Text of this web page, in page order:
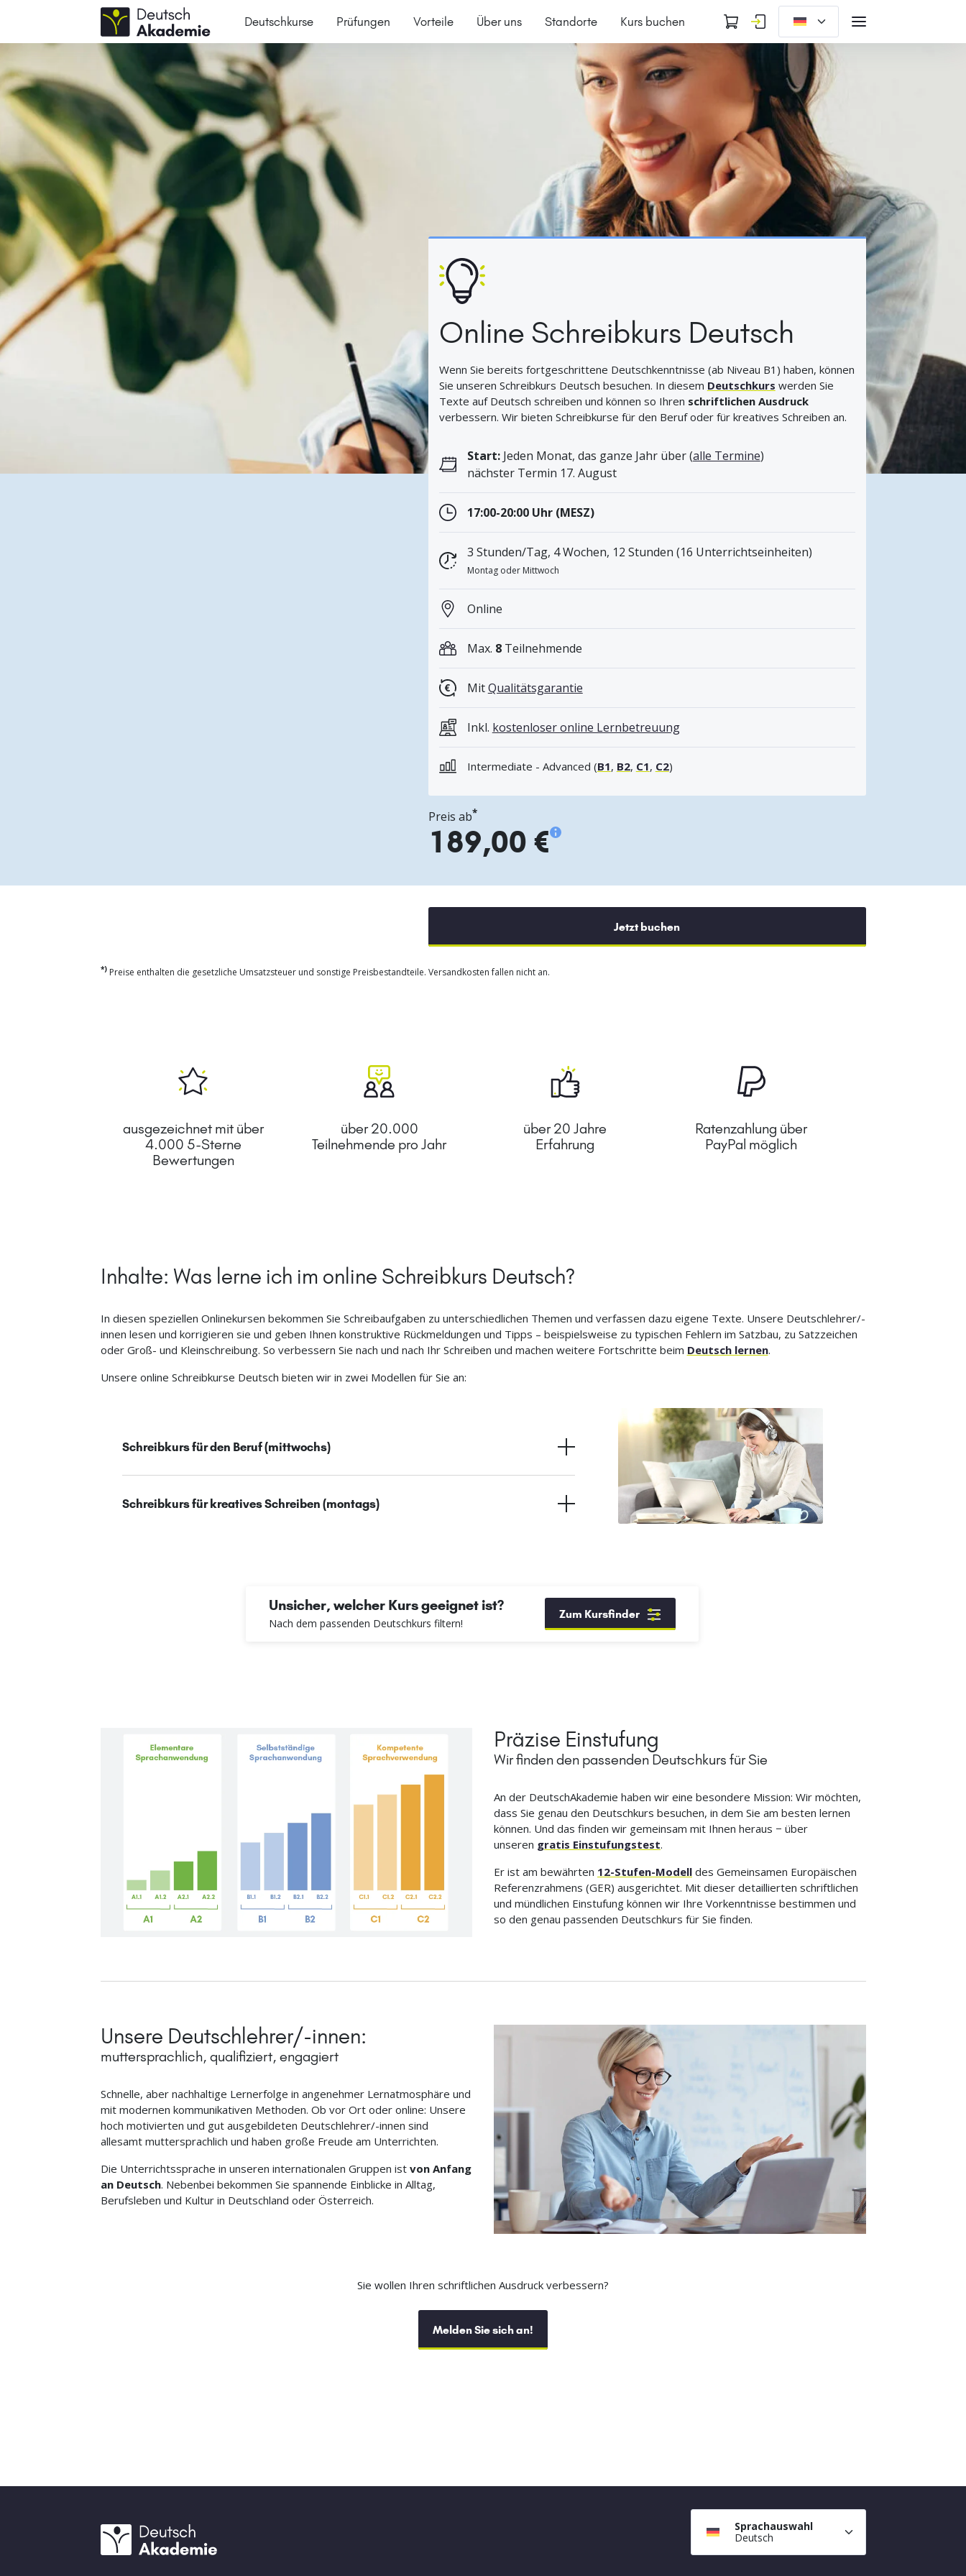
Deutschkurse Prüfungen Vorteile Über uns Standorte Kurs buchen
Online Schreibkurs Deutsch
Wenn Sie bereits fortgeschrittene Deutschkenntnisse (ab Niveau B1) haben, können
Sie unseren Schreibkurs Deutsch besuchen. In diesem Deutschkurs werden Sie
Texte auf Deutsch schreiben und können so Ihren schriftlichen Ausdruck
verbessern. Wir bieten Schreibkurse für den Beruf oder für kreatives Schreiben an.
Start:Jeden Monat, das ganze Jahr über (alle Termine)
nächster Termin 17. August
17:00-20:00 Uhr (MESZ)
3 Stunden/Tag, 4 Wochen, 12 Stunden (16 Unterrichtseinheiten)
Montag oder Mittwoch
Online
Max. 8Teilnehmende
MitQualitätsgarantie
Inkl. kostenloser online Lernbetreuung
Intermediate - Advanced (B1, B2, C1, C2)
Preis ab*
189,00 €
Jetzt buchen
*)Preise enthalten die gesetzliche Umsatzsteuer und sonstige Preisbestandteile. Versandkosten fallen nicht an.
ausgezeichnet mit über
4.000 5-Sterne
Bewertungen
über 20.000
Teilnehmende pro Jahr
über 20 Jahre
Erfahrung
Ratenzahlung über
PayPal möglich
Inhalte: Was lerne ich im online Schreibkurs Deutsch?
In diesen speziellen Onlinekursen bekommen Sie Schreibaufgaben zu unterschiedlichen Themen und verfassen dazu eigene Texte. Unsere Deutschlehrer/-
innen lesen und korrigieren sie und geben Ihnen konstruktive Rückmeldungen und Tipps – beispielsweise zu typischen Fehlern im Satzbau, zu Satzzeichen
oder Groß- und Kleinschreibung. So verbessern Sie nach und nach Ihr Schreiben und machen weitere Fortschritte beim Deutsch lernen.
Unsere online Schreibkurse Deutsch bieten wir in zwei Modellen für Sie an:
Schreibkurs für den Beruf (mittwochs)
Schreibkurs für kreatives Schreiben (montags)
Unsicher, welcher Kurs geeignet ist?
Nach dem passenden Deutschkurs filtern!
Zum Kursfinder
Präzise Einstufung
Wir finden den passenden Deutschkurs für Sie
An der DeutschAkademie haben wir eine besondere Mission: Wir möchten,
dass Sie genau den Deutschkurs besuchen, in dem Sie am besten lernen
können. Und das finden wir gemeinsam mit Ihnen heraus − über
unseren gratis Einstufungstest.
Er ist am bewährten 12-Stufen-Modell des Gemeinsamen Europäischen
Referenzrahmens (GER) ausgerichtet. Mit dieser detaillierten schriftlichen
und mündlichen Einstufung können wir Ihre Vorkenntnisse bestimmen und
so den genau passenden Deutschkurs für Sie finden.
Unsere Deutschlehrer/-innen:
muttersprachlich, qualifiziert, engagiert
Schnelle, aber nachhaltige Lernerfolge in angenehmer Lernatmosphäre und
mit modernen kommunikativen Methoden. Ob vor Ort oder online: Unsere
hoch motivierten und gut ausgebildeten Deutschlehrer/-innen sind
allesamt muttersprachlich und haben große Freude am Unterrichten.
Die Unterrichtssprache in unseren internationalen Gruppen ist von Anfang
an Deutsch. Nebenbei bekommen Sie spannende Einblicke in Alltag,
Berufsleben und Kultur in Deutschland oder Österreich.
Sie wollen Ihren schriftlichen Ausdruck verbessern?
Melden Sie sich an!
Sprachauswahl
Deutsch